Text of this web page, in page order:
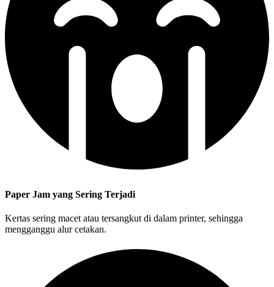
Paper Jam yang Sering Terjadi
Kertas sering macet atau tersangkut di dalam printer, sehingga
mengganggu alur cetakan.